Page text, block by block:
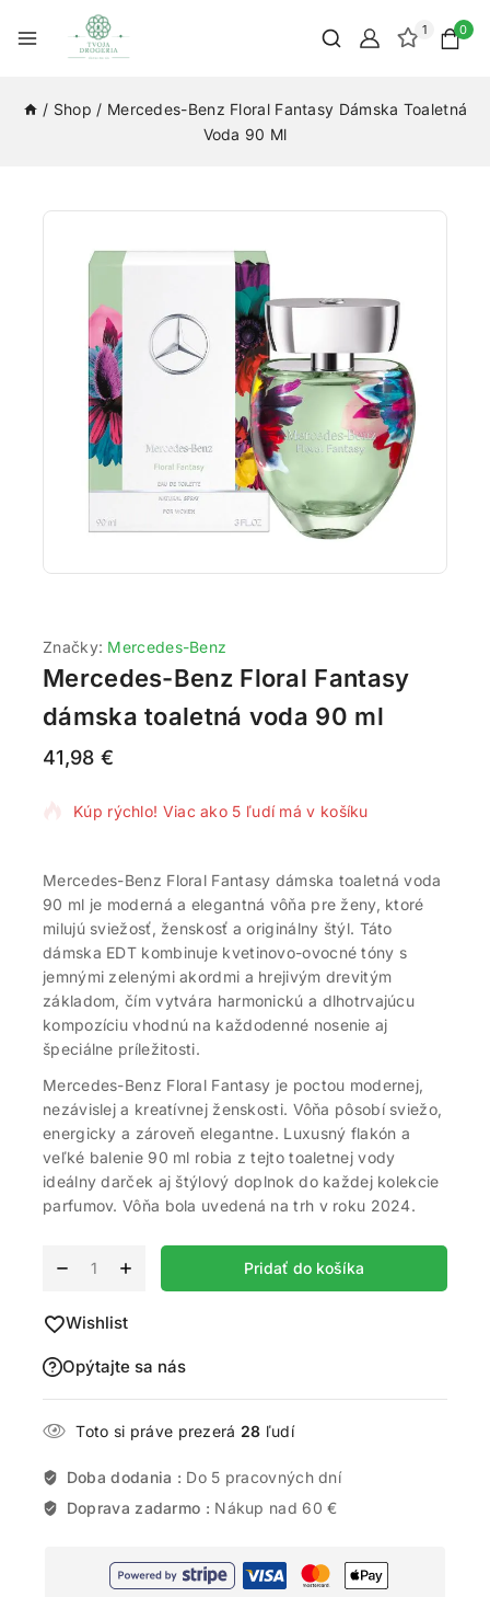
1 0
/ Shop / Mercedes-Benz Floral Fantasy Dámska Toaletná
Voda 90 Ml
Značky: Mercedes-Benz
Mercedes-Benz Floral Fantasy
dámska toaletná voda 90 ml
41,98 €
6 produktov predaných za posledných 8 hodín
Kúp rýchlo! Viac ako 5 ľudí má v košíku
Mercedes-Benz Floral Fantasy dámska toaletná voda
90 ml je moderná a elegantná vôňa pre ženy, ktoré
milujú sviežosť, ženskosť a originálny štýl. Táto
dámska EDT kombinuje kvetinovo-ovocné tóny s
jemnými zelenými akordmi a hrejivým drevitým
základom, čím vytvára harmonickú a dlhotrvajúcu
kompozíciu vhodnú na každodenné nosenie aj
špeciálne príležitosti.
Mercedes-Benz Floral Fantasy je poctou modernej,
nezávislej a kreatívnej ženskosti. Vôňa pôsobí sviežo,
energicky a zároveň elegantne. Luxusný flakón a
veľké balenie 90 ml robia z tejto toaletnej vody
ideálny darček aj štýlový doplnok do každej kolekcie
parfumov. Vôňa bola uvedená na trh v roku 2024.
Pridať do košíka
Wishlist
Opýtajte sa nás
Toto si práve prezerá 28 ľudí
Doba dodania : Do 5 pracovných dní
Doprava zadarmo : Nákup nad 60 €